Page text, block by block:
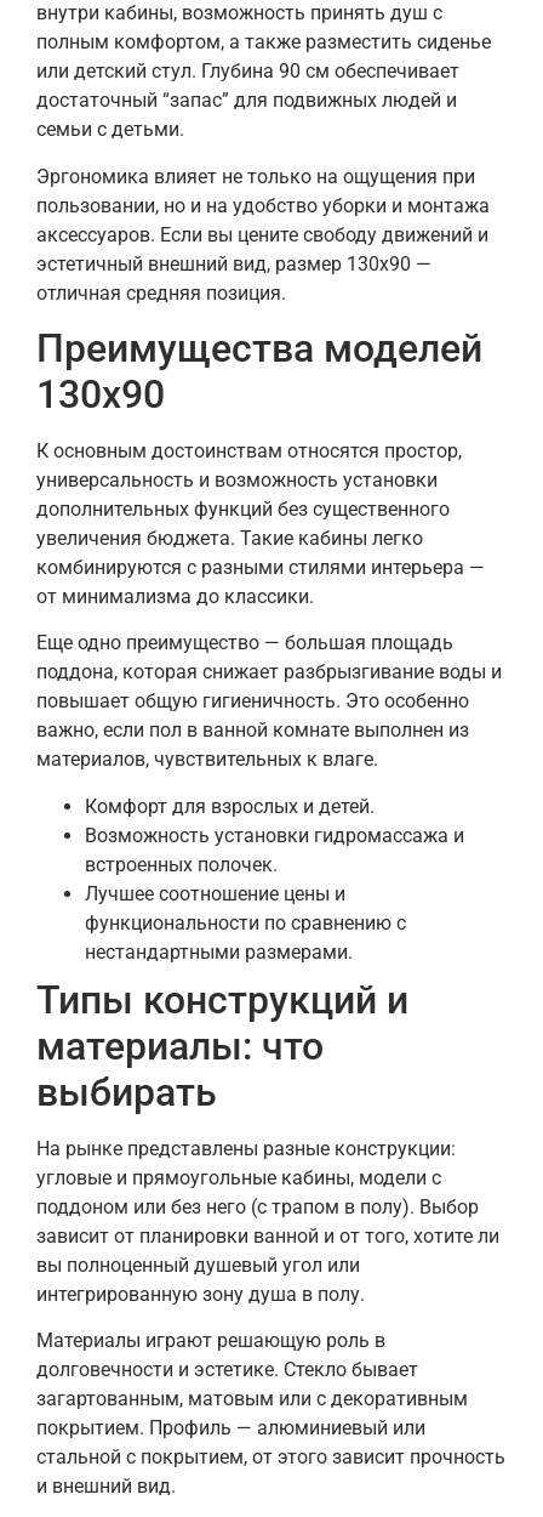
внутри кабины, возможность принять душ с
полным комфортом, а также разместить сиденье
или детский стул. Глубина 90 см обеспечивает
достаточный “запас” для подвижных людей и
семьи с детьми.
Эргономика влияет не только на ощущения при
пользовании, но и на удобство уборки и монтажа
аксессуаров. Если вы цените свободу движений и
эстетичный внешний вид, размер 130х90 —
отличная средняя позиция.
Преимущества моделей
130х90
К основным достоинствам относятся простор,
универсальность и возможность установки
дополнительных функций без существенного
увеличения бюджета. Такие кабины легко
комбинируются с разными стилями интерьера —
от минимализма до классики.
Еще одно преимущество — большая площадь
поддона, которая снижает разбрызгивание воды и
повышает общую гигиеничность. Это особенно
важно, если пол в ванной комнате выполнен из
материалов, чувствительных к влаге.
Комфорт для взрослых и детей.
Возможность установки гидромассажа и
встроенных полочек.
Лучшее соотношение цены и
функциональности по сравнению с
нестандартными размерами.
Типы конструкций и
материалы: что
выбирать
На рынке представлены разные конструкции:
угловые и прямоугольные кабины, модели с
поддоном или без него (с трапом в полу). Выбор
зависит от планировки ванной и от того, хотите ли
вы полноценный душевый угол или
интегрированную зону душа в полу.
Материалы играют решающую роль в
долговечности и эстетике. Стекло бывает
загартованным, матовым или с декоративным
покрытием. Профиль — алюминиевый или
стальной с покрытием, от этого зависит прочность
и внешний вид.